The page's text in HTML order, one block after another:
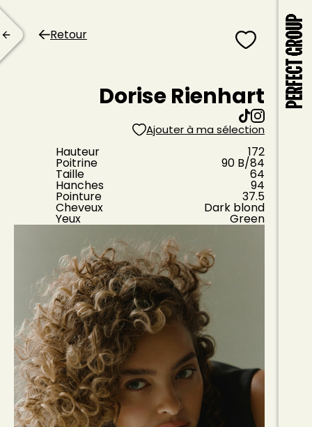
Retour
Dorise Rienhart
Ajouter à ma sélection
Hauteur 172
Poitrine 90 B/84
Taille 64
Hanches 94
Pointure 37.5
Cheveux Dark blond
Yeux Green